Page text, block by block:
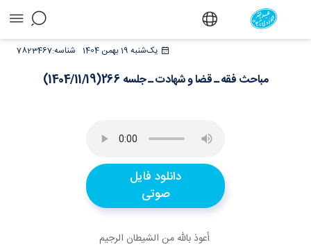
مباحث فقه ـ قضا و شهادت ـ جلسه
یک‌شنبه 19 بهمن 1404 7823467شناسه:
مباحث فقه ـ قضا و شهادت ـ جلسه 266(1404/11/19)
دانلود فایل
صوتی
أعوذ بالله من الشيطان الرجيم